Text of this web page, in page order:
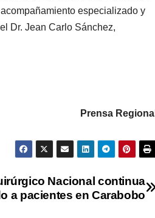
especializado y
Dr. Jean Carlo Sánchez,
Prensa Regional
Nacional continua
a pacientes en Carabobo